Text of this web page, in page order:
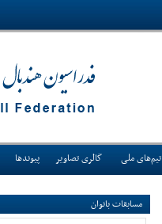
تیم‌های ملی گالری تصاویر پیوندها
مسابقات بانوان